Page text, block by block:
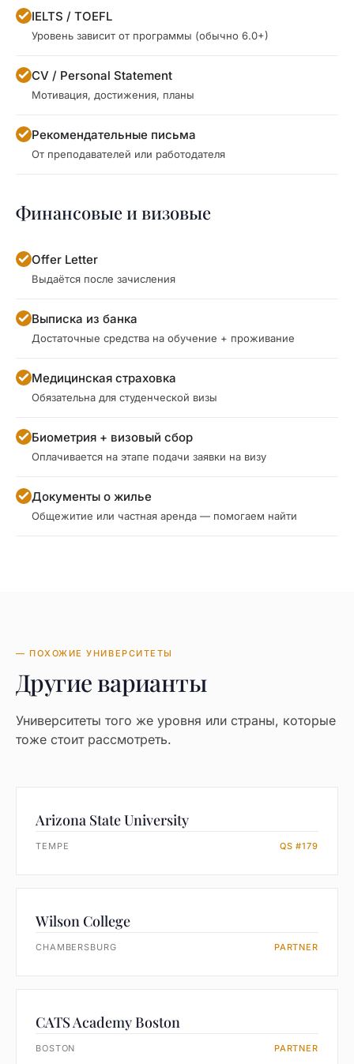
IELTS / TOEFL
Уровень зависит от программы (обычно 6.0+)
CV / Personal Statement
Мотивация, достижения, планы
Рекомендательные письма
От преподавателей или работодателя
Финансовые и визовые
Offer Letter
Выдаётся после зачисления
Выписка из банка
Достаточные средства на обучение + проживание
Медицинская страховка
Обязательна для студенческой визы
Биометрия + визовый сбор
Оплачивается на этапе подачи заявки на визу
Документы о жилье
Общежитие или частная аренда — помогаем найти
— ПОХОЖИЕ УНИВЕРСИТЕТЫ
Другие варианты
Университеты того же уровня или страны, которые
тоже стоит рассмотреть.
Arizona State University
TEMPE QS #179
Wilson College
CHAMBERSBURG PARTNER
CATS Academy Boston
BOSTON PARTNER